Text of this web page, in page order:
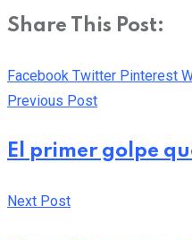
Share This Post:
Facebook Twitter Pinterest
Previous Post
El primer golpe
Next Post